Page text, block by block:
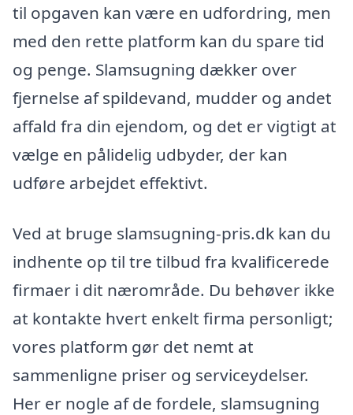
til opgaven kan være en udfordring, men
med den rette platform kan du spare tid
og penge. Slamsugning dækker over
fjernelse af spildevand, mudder og andet
affald fra din ejendom, og det er vigtigt at
vælge en pålidelig udbyder, der kan
udføre arbejdet effektivt.
Ved at bruge slamsugning-pris.dk kan du
indhente op til tre tilbud fra kvalificerede
firmaer i dit nærområde. Du behøver ikke
at kontakte hvert enkelt firma personligt;
vores platform gør det nemt at
sammenligne priser og serviceydelser.
Her er nogle af de fordele, slamsugning